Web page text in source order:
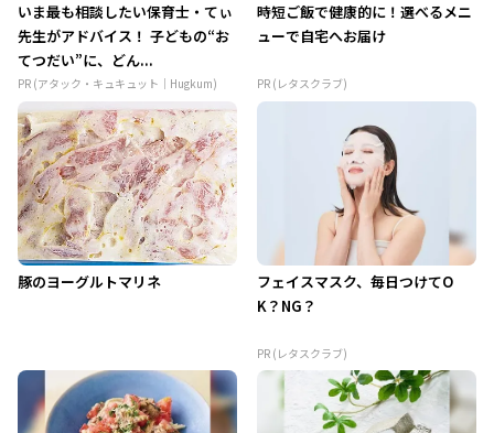
いま最も相談したい保育士・てぃ
先生がアドバイス！ 子どもの“お
てつだい”に、どん...
PR (アタック・キュキュット｜Hugkum)
時短ご飯で健康的に！選べるメニ
ューで自宅へお届け
PR (レタスクラブ)
豚のヨーグルトマリネ
フェイスマスク、毎日つけてO
K？NG？
PR (レタスクラブ)